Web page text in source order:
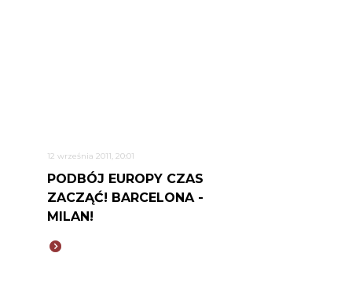
12 września 2011, 20:01
PODBÓJ EUROPY CZAS
ZACZĄĆ! BARCELONA -
MILAN!